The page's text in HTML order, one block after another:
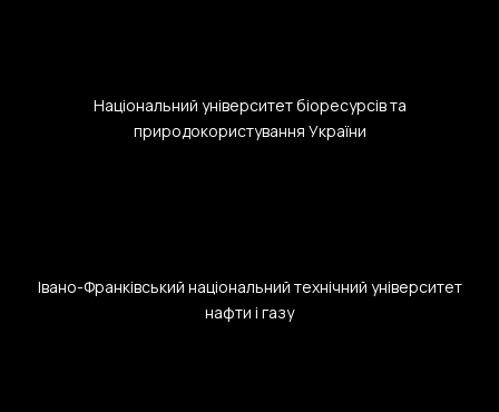
Національний університет біоресурсів та
природокористування України
Івано-Франківський національний технічний університет
нафти і газу